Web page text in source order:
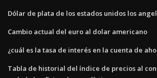
Dólar de plata de los estados unidos los
Cambio actual del euro al dolar americano
¿cuál es la tasa de interés en la cuenta de
Tabla de historial del índice de precios al